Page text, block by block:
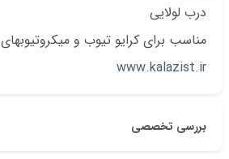
درب لولایی
مناسب برای کرایو تیوب و میکروتیوبهای 0.5 سی سی
www.kalazist.ir
بررسی تخصصی